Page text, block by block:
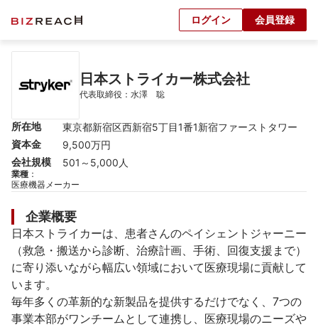
ログイン 会員登録
日本ストライカー株式会社
代表取締役：水澤　聡
所在地
東京都新宿区西新宿5丁目1番1新宿ファーストタワー
資本金
9,500万円
会社規模
501～5,000人
業種 ：
医療機器メーカー
企業概要
日本ストライカーは、患者さんのペイシェントジャーニー
（救急・搬送から診断、治療計画、手術、回復支援まで）
に寄り添いながら幅広い領域において医療現場に貢献して
います。
毎年多くの革新的な新製品を提供するだけでなく、7つの
事業本部がワンチームとして連携し、医療現場のニーズや